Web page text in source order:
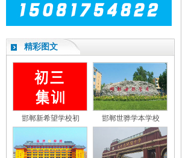
精彩图文
邯郸新希望学校初 邯郸世骅学本学校